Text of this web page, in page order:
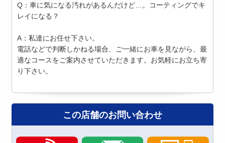
Q：車に気になる汚れがあるんだけど…。コーティングでキ
レイになる？
A：私達にお任せ下さい。
電話などで判断しかねる場合、ご一緒にお車を見ながら、最
適なコースをご案内させていただきます。お気軽にお立ち寄
り下さい。
この店舗のお問い合わせ